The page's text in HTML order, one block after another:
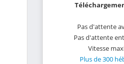
Pas d'attente
Pas d'attente
Vitesse
Plus de 300